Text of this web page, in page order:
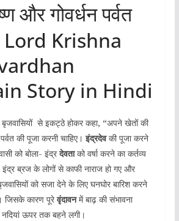
और गोवर्धन पर्वत
Lord Krishna
Story in Hindi
बृजवासियों से इकट्ठे होकर कहा, “अपने खेतों की
पर्वत की पूजा करनी चाहिए।इंद्रदेवकी पूजा करने
को बोला- इंद्रदेवताको वर्षा करने का कर्तव्य
ब्रज के लोगों से काफी नाराज हो गए और
को सजा देने के लिए घनघोर बारिश करने
जिसके कारण पूरेवृंदावनमें बाढ़ की संभावना
नदियां ऊपर तक बहने लगी।